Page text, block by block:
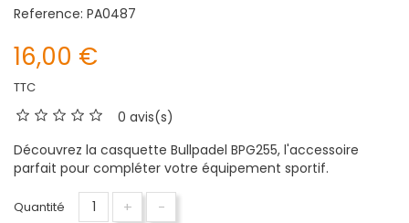
Reference: PA0487
16,00 €
TTC
0 avis(s)
Découvrez la casquette Bullpadel BPG255, l'accessoire
parfait pour compléter votre équipement sportif.
Quantité + -